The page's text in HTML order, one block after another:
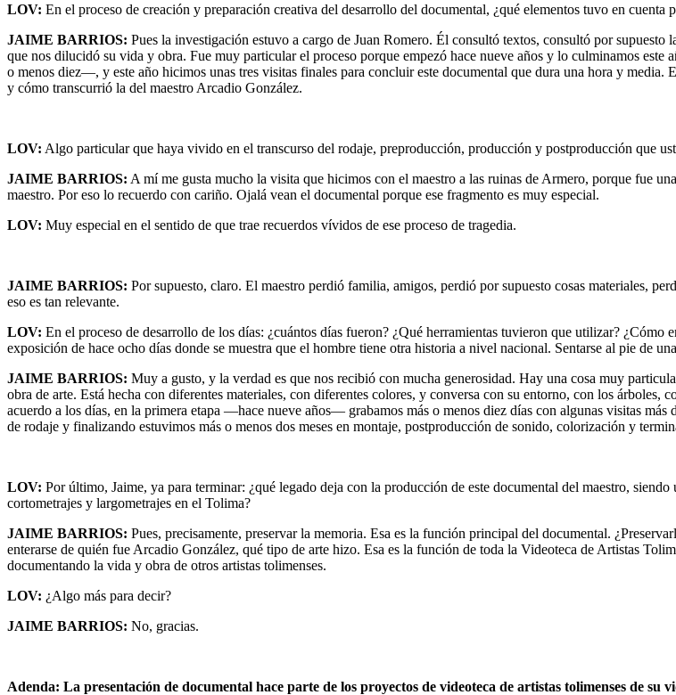
LOV: En el proceso de creación y preparación creativa del desarrollo del documental, ¿qué elementos tuvo en cuenta
JAIME BARRIOS: Pues la investigación estuvo a cargo de Juan Romero. Él consultó textos, consultó por
que nos dilucidó su vida y obra. Fue muy particular el proceso porque empezó hace nueve años y lo culminamos
o menos diez—, y este año hicimos unas tres visitas finales para concluir este documental que dura una hora y
y cómo transcurrió la del maestro Arcadio González.
LOV: Algo particular que haya vivido en el transcurso del rodaje, preproducción, producción y postproducción que
JAIME BARRIOS: A mí me gusta mucho la visita que hicimos con el maestro a las ruinas de Armero, porque fue
maestro. Por eso lo recuerdo con cariño. Ojalá vean el documental porque ese fragmento es muy especial.
LOV: Muy especial en el sentido de que trae recuerdos vívidos de ese proceso de tragedia.
JAIME BARRIOS: Por supuesto, claro. El maestro perdió familia, amigos, perdió por supuesto cosas materiales,
eso es tan relevante.
LOV: En el proceso de desarrollo de los días: ¿cuántos días fueron? ¿Qué herramientas tuvieron que utilizar? ¿Cómo
exposición de hace ocho días donde se muestra que el hombre tiene otra historia a nivel nacional. Sentarse al pie de
JAIME BARRIOS: Muy a gusto, y la verdad es que nos recibió con mucha generosidad. Hay una cosa muy
obra de arte. Está hecha con diferentes materiales, con diferentes colores, y conversa con su entorno, con los árboles,
acuerdo a los días, en la primera etapa —hace nueve años— grabamos más o menos diez días con algunas visitas
de rodaje y finalizando estuvimos más o menos dos meses en montaje, postproducción de sonido, colorización y
LOV: Por último, Jaime, ya para terminar: ¿qué legado deja con la producción de este documental del maestro,
cortometrajes y largometrajes en el Tolima?
JAIME BARRIOS: Pues, precisamente, preservar la memoria. Esa es la función principal del documental.
enterarse de quién fue Arcadio González, qué tipo de arte hizo. Esa es la función de toda la Videoteca de Artistas
documentando la vida y obra de otros artistas tolimenses.
LOV: ¿Algo más para decir?
JAIME BARRIOS: No, gracias.
Adenda: La presentación de documental hace parte de los proyectos de videoteca de artistas tolimenses de su